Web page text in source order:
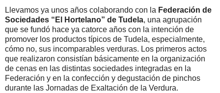
Llevamos ya unos años colaborando con la Federación de
Sociedades “El Hortelano” de Tudela, una agrupación
que se fundó hace ya catorce años con la intención de
promover los productos típicos de Tudela, especialmente,
cómo no, sus incomparables verduras. Los primeros actos
que realizaron consistían básicamente en la organización
de cenas en las distintas sociedades integradas en la
Federación y en la confección y degustación de pinchos
durante las Jornadas de Exaltación de la Verdura.